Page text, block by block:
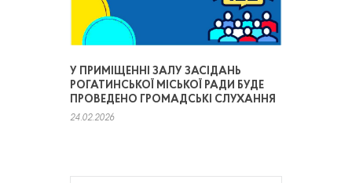
У ПРИМІЩЕННІ ЗАЛУ ЗАСІДАНЬ
РОГАТИНСЬКОЇ МІСЬКОЇ РАДИ БУДЕ
ПРОВЕДЕНО ГРОМАДСЬКІ СЛУХАННЯ
24.02.2026